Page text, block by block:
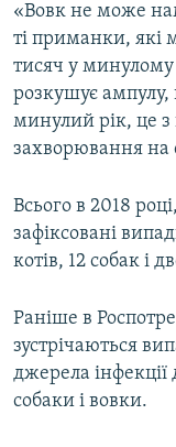
«Вовк не може
ті приманки, які
тисяч у минулому
розкушує ампулу,
минулий рік, це з
захворювання на
Всього в 2018
зафіксовані
котів, 12 собак і
Раніше в
зустрічаються
джерела
собаки і вовки.